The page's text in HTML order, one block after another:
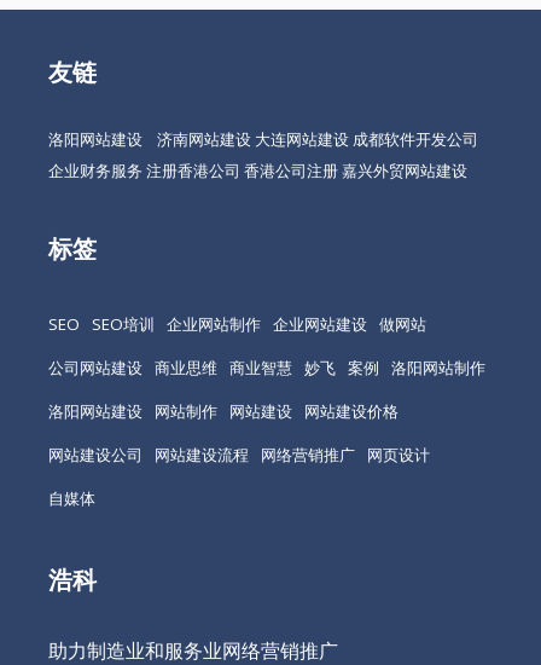
友链
洛阳网站建设 济南网站建设 大连网站建设 成都软件开发公司
企业财务服务 注册香港公司 香港公司注册嘉兴外贸网站建设
标签
SEO SEO培训 企业网站制作 企业网站建设 做网站
公司网站建设 商业思维 商业智慧 妙飞 案例
洛阳网站制作
洛阳网站建设
网站制作 网站建设
网站建设价格
网站建设公司
网站建设流程 网络营销推广
网页设计
自媒体
浩科
助力制造业和服务业网络营销推广